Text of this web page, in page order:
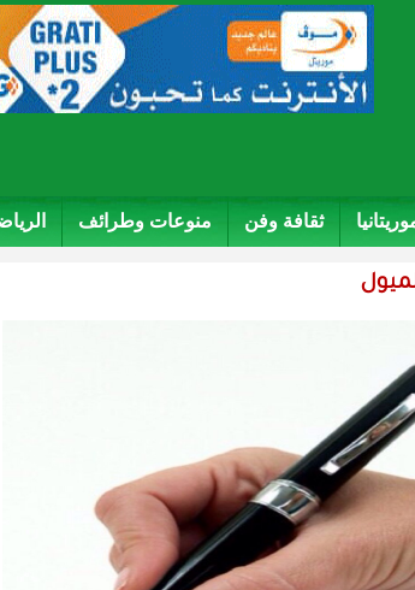
ثقافة وفن منوعات وطرائف